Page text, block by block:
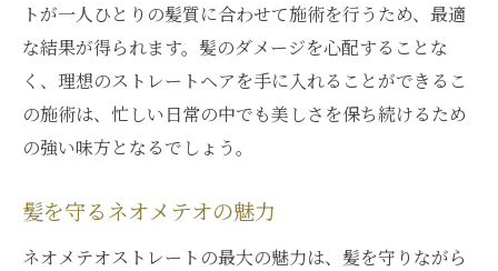
トが一人ひとりの髪質に合わせて施術を行うため、最適
な結果が得られます。髪のダメージを心配することな
く、理想のストレートヘアを手に入れることができるこ
の施術は、忙しい日常の中でも美しさを保ち続けるため
の強い味方となるでしょう。
髪を守るネオメテオの魅力
ネオメテオストレートの最大の魅力は、髪を守りながら